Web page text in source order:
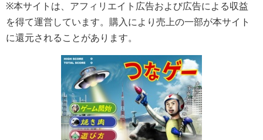
※本サイトは、アフィリエイト広告および広告による収益
を得て運営しています。購入により売上の一部が本サイト
に還元されることがあります。